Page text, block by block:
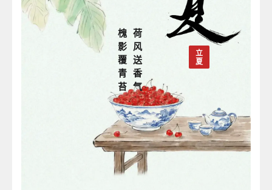
槐
影
覆
青
苔
荷
风
送
香
气
立
夏